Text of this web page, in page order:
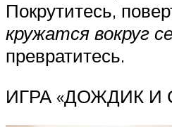
Покрутитесь,
кружатся вокруг
превратитесь.
ИГРА «ДОЖДИК